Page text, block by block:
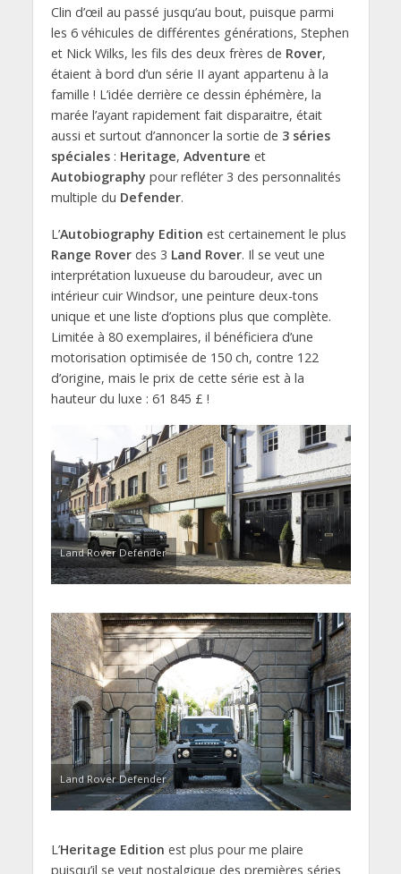
Clin d’œil au passé jusqu’au bout, puisque parmi
les 6 véhicules de différentes générations, Stephen
et Nick Wilks, les fils des deux frères de Rover,
étaient à bord d’un série II ayant appartenu à la
famille ! L’idée derrière ce dessin éphémère, la
marée l’ayant rapidement fait disparaitre, était
aussi et surtout d’annoncer la sortie de 3 séries
spéciales: Heritage, Adventure et
Autobiographypour refléter 3 des personnalités
multiple du Defender.
L’Autobiography Edition est certainement le plus
Range Roverdes 3 Land Rover. Il se veut une
interprétation luxueuse du baroudeur, avec un
intérieur cuir Windsor, une peinture deux-tons
unique et une liste d’options plus que complète.
Limitée à 80 exemplaires, il bénéficiera d’une
motorisation optimisée de 150 ch, contre 122
d’origine, mais le prix de cette série est à la
hauteur du luxe : 61 845 £ !
Land Rover Defender
Land Rover Defender
L’Heritage Edition est plus pour me plaire
puisqu’il se veut nostalgique des premières séries